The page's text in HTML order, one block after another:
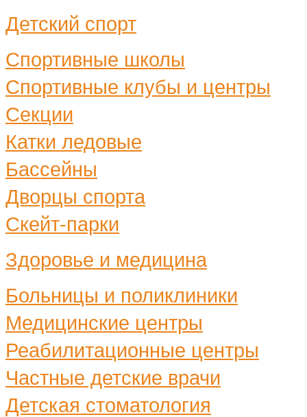
Детский спорт
Спортивные школы
Спортивные клубы и центры
Секции
Катки ледовые
Бассейны
Дворцы спорта
Скейт-парки
Здоровье и медицина
Больницы и поликлиники
Медицинские центры
Реабилитационные центры
Частные детские врачи
Детская стоматология